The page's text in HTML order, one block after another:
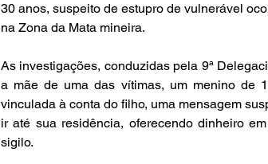
30 anos, suspeito de estupro de vulnerável
na Zona da Mata mineira.
As investigações, conduzidas pela 9ª
a mãe de uma das vítimas, um menino de
vinculada à conta do filho, uma mensagem
ir até sua residência, oferecendo dinheiro
sigilo.